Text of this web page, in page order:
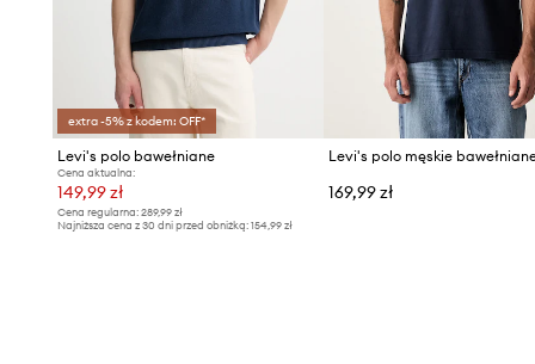
extra -5% z kodem: OFF*
Levi's polo bawełniane
Cena aktualna:
149,99 zł
Cena regularna: 289,99 zł
Najniższa cena z 30 dni przed obniżką: 154,99 zł
169,99 zł